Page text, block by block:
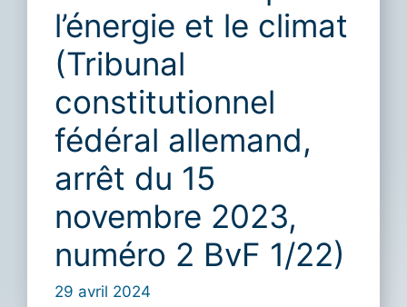
l’énergie et le climat
(Tribunal
constitutionnel
fédéral allemand,
arrêt du 15
novembre 2023,
numéro 2 BvF 1/22)
29 avril 2024